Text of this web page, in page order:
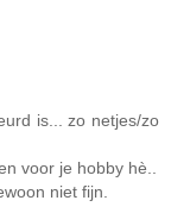
is... zo netjes/zo
voor je hobby hè..
niet fijn.